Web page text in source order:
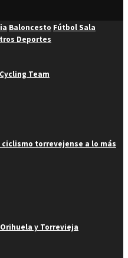
Baloncesto Fútbol Sala
Deportes
Team
ciclismo torrevejense a lo más
y Torrevieja